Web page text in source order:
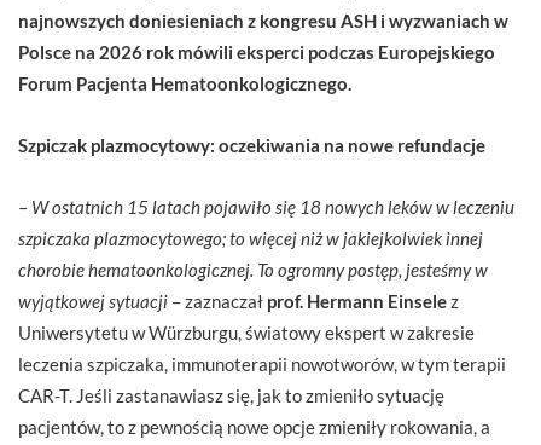
najnowszych doniesieniach z kongresu ASH i wyzwaniach w
Polsce na 2026 rok mówili eksperci podczas Europejskiego
Forum Pacjenta Hematoonkologicznego.
Szpiczak plazmocytowy: oczekiwania na nowe refundacje
– W ostatnich 15 latach pojawiło się 18 nowych leków w leczeniu
szpiczaka plazmocytowego; to więcej niż w jakiejkolwiek innej
chorobie hematoonkologicznej. To ogromny postęp, jesteśmy w
wyjątkowej sytuacji – zaznaczał prof. Hermann Einselez
Uniwersytetu w Würzburgu, światowy ekspert w zakresie
leczenia szpiczaka, immunoterapii nowotworów, w tym terapii
CAR-T. Jeśli zastanawiasz się, jak to zmieniło sytuację
pacjentów, to z pewnością nowe opcje zmieniły rokowania, a